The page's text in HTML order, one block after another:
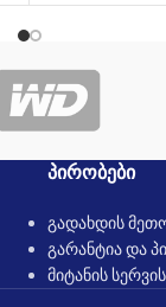
ᲞᲘᲠᲝᲑᲔᲑᲘ
გადახდის
გარანტია და
მიტანის